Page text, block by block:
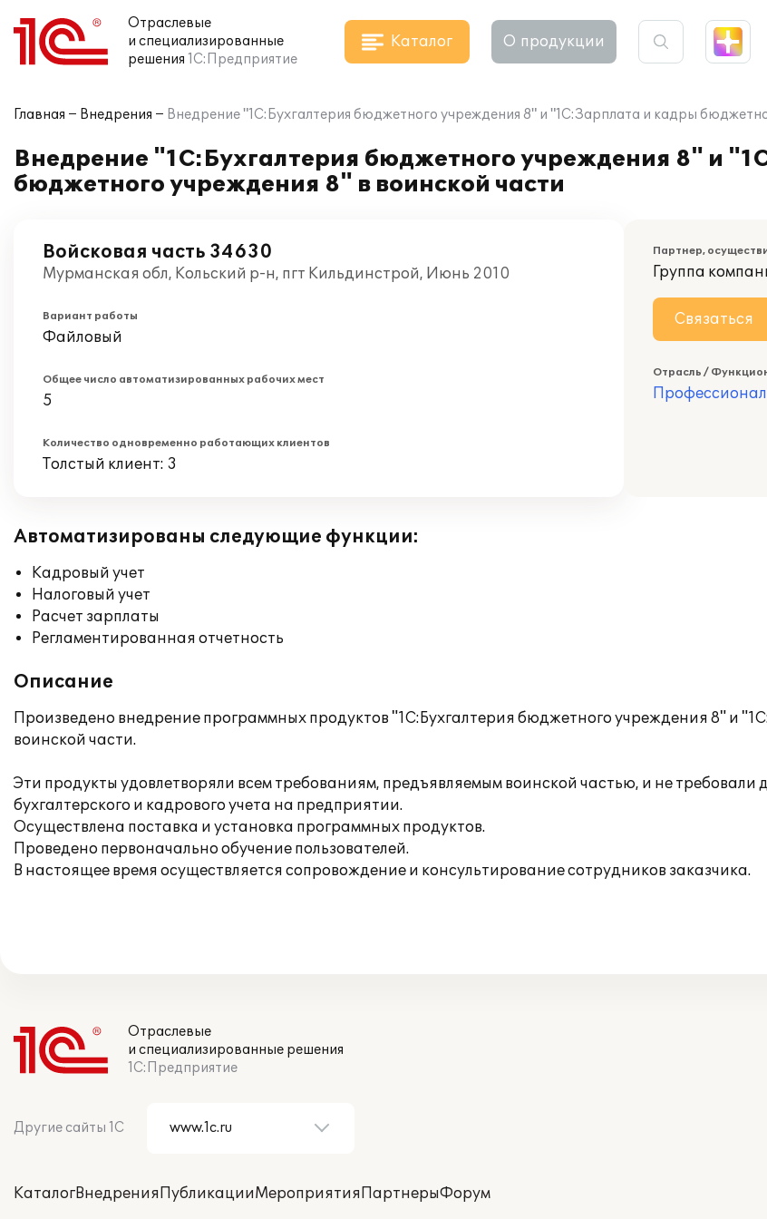
Отраслевые
и специализированные
решения 1С:Предприятие
Каталог О продукции
Главная Внедрения Внедрение "1С:Бухгалтерия бюджетного учреждения 8" и "1С:Зарплата и кадры
Внедрение "1С:Бухгалтерия бюджетного учреждения 8" и
бюджетного учреждения 8" в воинской части
Войсковая часть 34630
Мурманская обл, Кольский р-н, пгт Кильдинстрой, Июнь 2010
Вариант работы
Файловый
Общее число автоматизированных рабочих мест
5
Количество одновременно работающих клиентов
Толстый клиент: 3
Партнер,
Группа
Связаться
Отрасль /
Автоматизированы следующие функции:
Кадровый учет
Налоговый учет
Расчет зарплаты
Регламентированная отчетность
Описание
Произведено внедрение программных продуктов "1С:Бухгалтерия бюджетного учреждения 8" и
воинской части.
Эти продукты удовлетворяли всем требованиям, предъявляемым воинской частью, и не
бухгалтерского и кадрового учета на предприятии.
Осуществлена поставка и установка программных продуктов.
Проведено первоначально обучение пользователей.
В настоящее время осуществляется сопровождение и консультирование сотрудников заказчика.
Отраслевые
и специализированные решения
1С:Предприятие
Другие сайты 1С
КаталогВнедренияПубликацииМероприятияПартнерыФорум